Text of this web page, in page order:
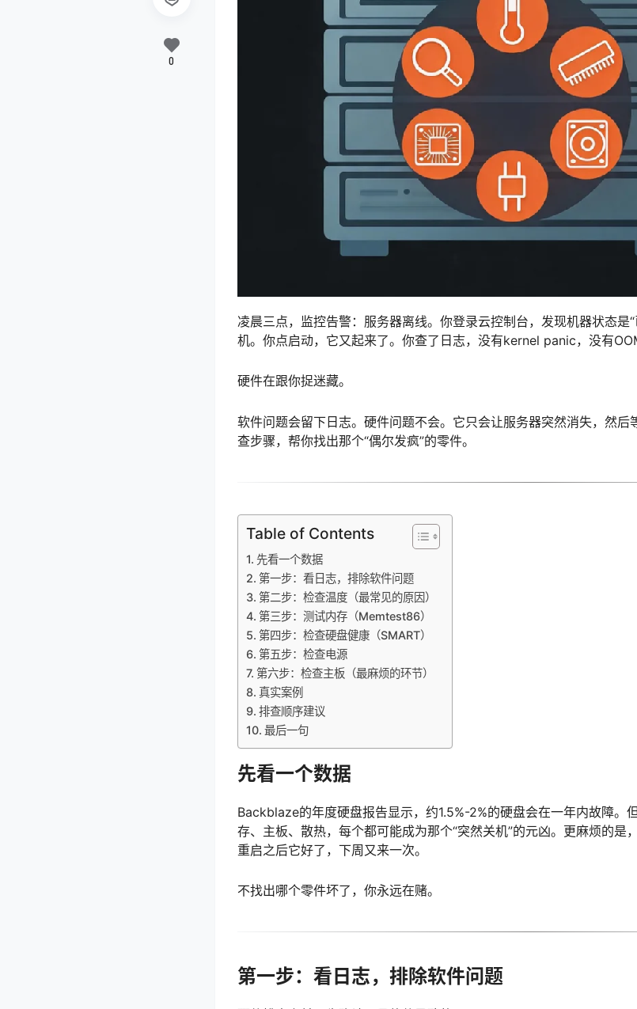
凌晨三点，监控告警：服务器离线。你登录云控制台，发现机器状态是
机。你点启动，它又起来了。你查了日志，没有kernel panic，没有
硬件在跟你捉迷藏。
软件问题会留下日志。硬件问题不会。它只会让服务器突然消失，然
查步骤，帮你找出那个“偶尔发疯”的零件。
Table of Contents
先看一个数据
第一步：看日志，排除软件问题
第二步：检查温度（最常见的原因）
第三步：测试内存（Memtest86）
第四步：检查硬盘健康（SMART）
第五步：检查电源
第六步：检查主板（最麻烦的环节）
真实案例
排查顺序建议
最后一句
先看一个数据
Backblaze的年度硬盘报告显示，约1.5%-2%的硬盘会在一年内故障。
存、主板、散热，每个都可能成为那个“突然关机”的元凶。更麻烦的
重启之后它好了，下周又来一次。
不找出哪个零件坏了，你永远在赌。
第一步：看日志，排除软件问题
0